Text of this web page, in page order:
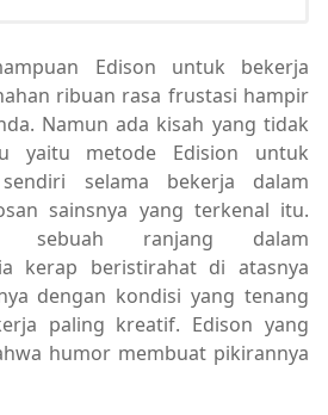
Edison untuk bekerja
ribuan rasa frustasi hampir
Namun ada kisah yang tidak
yaitu metode Edision untuk
selama bekerja dalam
sainsnya yang terkenal itu.
sebuah ranjang dalam
kerap beristirahat di atasnya
dengan kondisi yang tenang
paling kreatif. Edison yang
humor membuat pikirannya